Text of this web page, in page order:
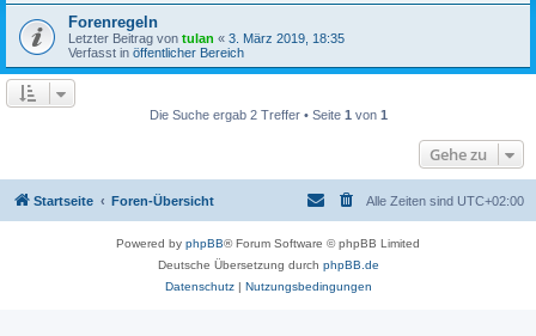
Forenregeln
Letzter Beitrag von tulan « 3. März 2019, 18:35
Verfasst in öffentlicher Bereich
Die Suche ergab 2 Treffer • Seite 1 von 1
Gehe zu
Startseite Foren-Übersicht Alle Zeiten sind UTC+02:00
Powered by phpBB® Forum Software © phpBB Limited
Deutsche Übersetzung durch phpBB.de
Datenschutz| Nutzungsbedingungen